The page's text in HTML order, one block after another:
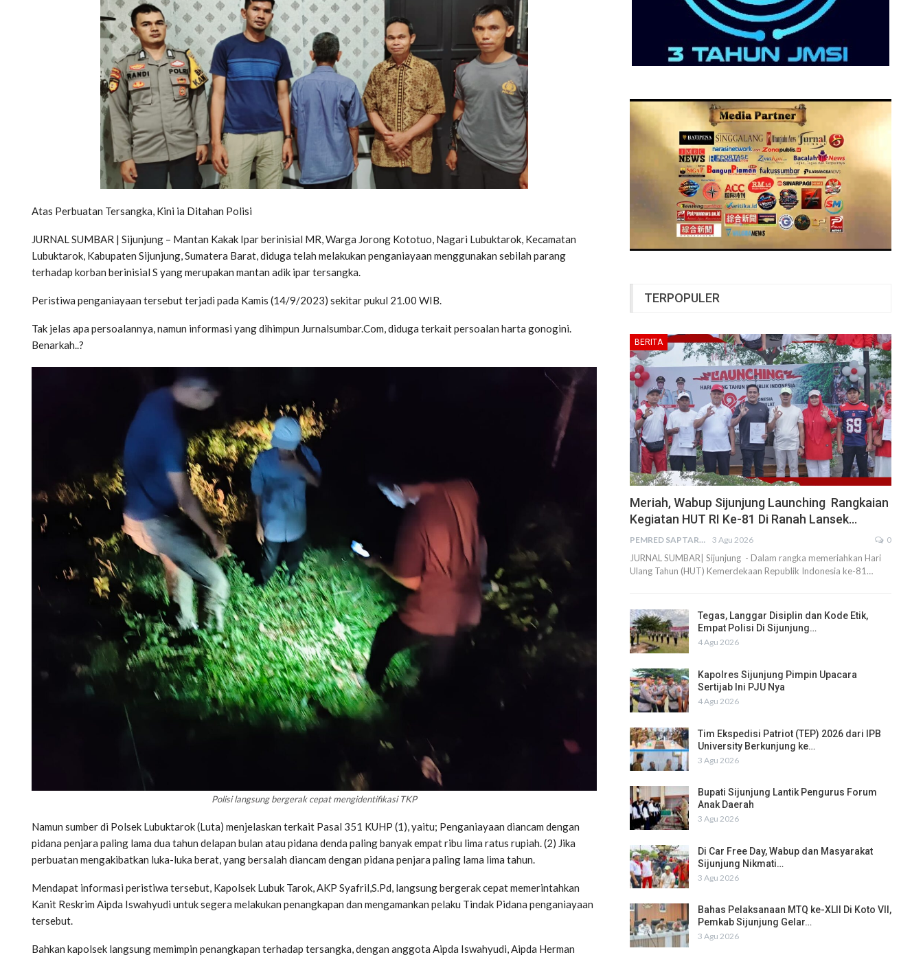
Atas Perbuatan Tersangka, Kini ia Ditahan Polisi
JURNAL SUMBAR | Sijunjung – Mantan Kakak Ipar berinisial MR, Warga Jorong Kototuo, Nagari Lubuktarok, Kecamatan
Lubuktarok, Kabupaten Sijunjung, Sumatera Barat, diduga telah melakukan penganiayaan menggunakan sebilah parang
terhadap korban berinisial S yang merupakan mantan adik ipar tersangka.
Peristiwa penganiayaan tersebut terjadi pada Kamis (14/9/2023) sekitar pukul 21.00 WIB.
Tak jelas apa persoalannya, namun informasi yang dihimpun Jurnalsumbar.Com, diduga terkait persoalan harta gonogini.
Benarkah..?
Polisi langsung bergerak cepat mengidentifikasi TKP
Namun sumber di Polsek Lubuktarok (Luta) menjelaskan terkait Pasal 351 KUHP (1), yaitu; Penganiayaan diancam dengan
pidana penjara paling lama dua tahun delapan bulan atau pidana denda paling banyak empat ribu lima ratus rupiah. (2) Jika
perbuatan mengakibatkan luka-luka berat, yang bersalah diancam dengan pidana penjara paling lama lima tahun.
Mendapat informasi peristiwa tersebut, Kapolsek Lubuk Tarok, AKP Syafril,S.Pd, langsung bergerak cepat memerintahkan
Kanit Reskrim Aipda Iswahyudi untuk segera melakukan penangkapan dan mengamankan pelaku Tindak Pidana penganiayaan
tersebut.
Bahkan kapolsek langsung memimpin penangkapan terhadap tersangka, dengan anggota Aipda Iswahyudi, Aipda Herman
TERPOPULER
BERITA
Meriah, Wabup Sijunjung Launching Rangkaian
Kegiatan HUT RI Ke-81 Di Ranah Lansek…
PEMRED SAPTARIUS 3 Agu 2026 0
JURNAL SUMBAR| Sijunjung - Dalam rangka memeriahkan Hari
Ulang Tahun (HUT) Kemerdekaan Republik Indonesia ke-81…
Tegas, Langgar Disiplin dan Kode Etik,
Empat Polisi Di Sijunjung…
4 Agu 2026
Kapolres Sijunjung Pimpin Upacara
Sertijab Ini PJU Nya
4 Agu 2026
Tim Ekspedisi Patriot (TEP) 2026 dari IPB
University Berkunjung ke…
3 Agu 2026
Bupati Sijunjung Lantik Pengurus Forum
Anak Daerah
3 Agu 2026
Di Car Free Day, Wabup dan Masyarakat
Sijunjung Nikmati…
3 Agu 2026
Bahas Pelaksanaan MTQ ke-XLII Di Koto VII,
Pemkab Sijunjung Gelar…
3 Agu 2026